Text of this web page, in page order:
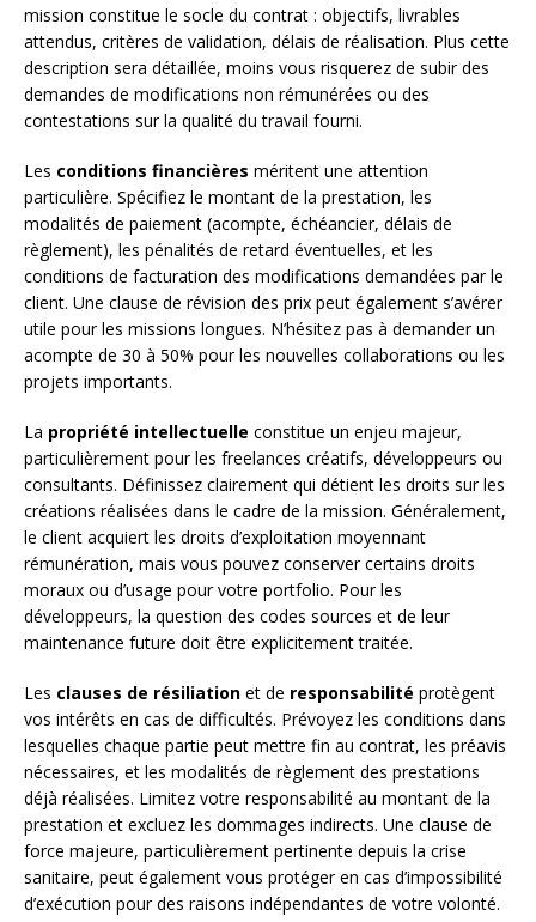
mission constitue le socle du contrat : objectifs, livrables
attendus, critères de validation, délais de réalisation. Plus cette
description sera détaillée, moins vous risquerez de subir des
demandes de modifications non rémunérées ou des
contestations sur la qualité du travail fourni.
Les conditions financières méritent une attention
particulière. Spécifiez le montant de la prestation, les
modalités de paiement (acompte, échéancier, délais de
règlement), les pénalités de retard éventuelles, et les
conditions de facturation des modifications demandées par le
client. Une clause de révision des prix peut également s’avérer
utile pour les missions longues. N’hésitez pas à demander un
acompte de 30 à 50% pour les nouvelles collaborations ou les
projets importants.
La propriété intellectuelle constitue un enjeu majeur,
particulièrement pour les freelances créatifs, développeurs ou
consultants. Définissez clairement qui détient les droits sur les
créations réalisées dans le cadre de la mission. Généralement,
le client acquiert les droits d’exploitation moyennant
rémunération, mais vous pouvez conserver certains droits
moraux ou d’usage pour votre portfolio. Pour les
développeurs, la question des codes sources et de leur
maintenance future doit être explicitement traitée.
Les clauses de résiliation et de responsabilité protègent
vos intérêts en cas de difficultés. Prévoyez les conditions dans
lesquelles chaque partie peut mettre fin au contrat, les préavis
nécessaires, et les modalités de règlement des prestations
déjà réalisées. Limitez votre responsabilité au montant de la
prestation et excluez les dommages indirects. Une clause de
force majeure, particulièrement pertinente depuis la crise
sanitaire, peut également vous protéger en cas d’impossibilité
d’exécution pour des raisons indépendantes de votre volonté.